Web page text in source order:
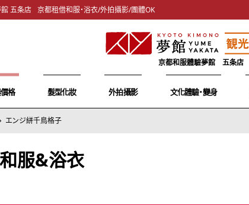
五条店 京都租借和服・浴衣/外拍攝影/團體OK
京都和服體驗夢館 五条店
格 髮型化妝 外拍攝影 文化體驗・變身
エンジ絣千鳥格子
服&浴衣